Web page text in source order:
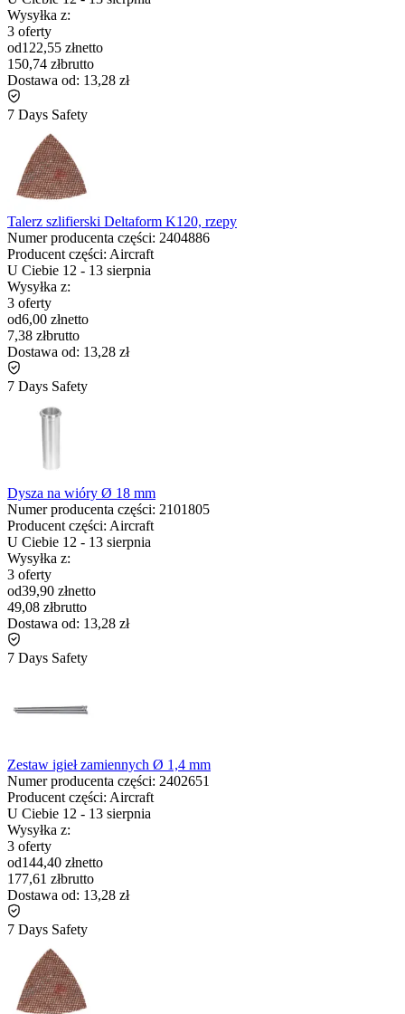
Wysyłka z:
3 oferty
od122,55 złnetto
150,74 złbrutto
Dostawa od: 13,28 zł
7 Days Safety
Talerz szlifierski Deltaform K120, rzepy
Numer producenta części: 2404886
Producent części: Aircraft
U Ciebie 12 - 13 sierpnia
Wysyłka z:
3 oferty
od6,00 złnetto
7,38 złbrutto
Dostawa od: 13,28 zł
7 Days Safety
Dysza na wióry Ø 18 mm
Numer producenta części: 2101805
Producent części: Aircraft
U Ciebie 12 - 13 sierpnia
Wysyłka z:
3 oferty
od39,90 złnetto
49,08 złbrutto
Dostawa od: 13,28 zł
7 Days Safety
Zestaw igieł zamiennych Ø 1,4 mm
Numer producenta części: 2402651
Producent części: Aircraft
U Ciebie 12 - 13 sierpnia
Wysyłka z:
3 oferty
od144,40 złnetto
177,61 złbrutto
Dostawa od: 13,28 zł
7 Days Safety